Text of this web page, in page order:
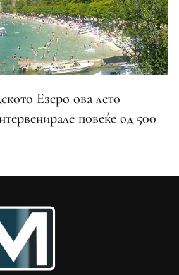
Езеро ова лето
повеќе од 500